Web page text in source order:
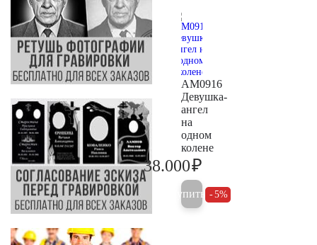
AM0916
Девушка-
ангел
на
одном
колене
38.000₽
Купить 5%